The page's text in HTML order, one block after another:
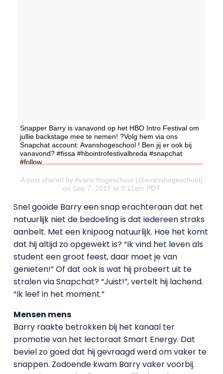
Snapper Barry is vanavond op het HBO Intro Festival om
jullie backstage mee te nemen! ?Volg hem via ons
Snapchat account: Avanshogeschool ! Ben jij er ook bij
vanavond? #fissa #hbointrofestivalbreda #snapchat
#follow
A post shared by Avans Hogeschool (@avanshogeschool)
on Sep 7, 2017 at 9:11am PDT
Snel gooide Barry een snap erachteraan dat het
natuurlijk niet de bedoeling is dat iedereen straks
aanbelt. Met een knipoog natuurlijk. Hoe het komt
dat hij altijd zo opgewekt is? “Ik vind het leven als
student een groot feest, daar moet je van
genieten!” Of dat ook is wat hij probeert uit te
stralen via Snapchat? “Juist!”, vertelt hij lachend.
“Ik leef in het moment.”
Mensen mens
Barry raakte betrokken bij het kanaal ter
promotie van het lectoraat Smart Energy. Dat
beviel zo goed dat hij gevraagd werd om vaker te
snappen. Zodoende kwam Barry vaker voorbij.